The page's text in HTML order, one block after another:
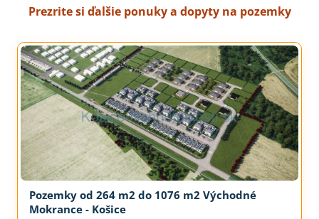
Prezrite si ďalšie ponuky a dopyty na pozemky
Pozemky od 264 m2 do 1076 m2 Východné
Mokrance - Košice